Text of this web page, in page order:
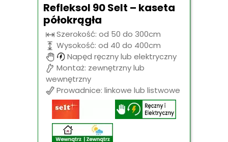
Refleksol 90 Selt – kaseta
półokrągła
Szerokość: od 50 do 300cm
Wysokość: od 40 do 400cm
Napęd ręczny lub elektryczny
Montaż: zewnętrzny lub
wewnętrzny
Prowadnice: linkowe lub listwowe